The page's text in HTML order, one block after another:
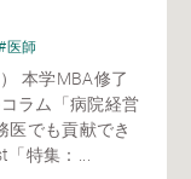
医師
本学MBA修了
ラム「病院経営
医でも貢献でき
「特集：...